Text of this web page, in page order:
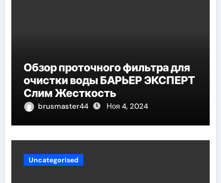
Обзор проточного фильтра для
очистки воды БАРЬЕР ЭКСПЕРТ
Слим Жесткость
brusmaster44 Ноя 4, 2024
Uncategorised